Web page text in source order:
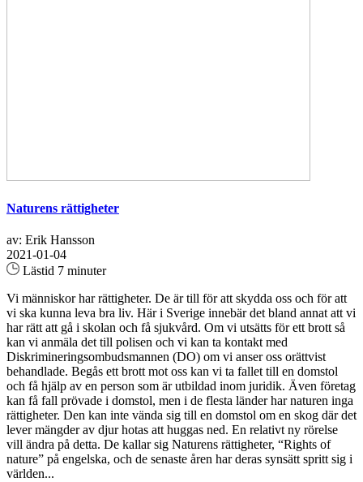
Naturens rättigheter
av: Erik Hansson
2021-01-04
Lästid 7 minuter
Vi människor har rättigheter. De är till för att skydda oss och för att
vi ska kunna leva bra liv. Här i Sverige innebär det bland annat att vi
har rätt att gå i skolan och få sjukvård. Om vi utsätts för ett brott så
kan vi anmäla det till polisen och vi kan ta kontakt med
Diskrimineringsombudsmannen (DO) om vi anser oss orättvist
behandlade. Begås ett brott mot oss kan vi ta fallet till en domstol
och få hjälp av en person som är utbildad inom juridik. Även företag
kan få fall prövade i domstol, men i de flesta länder har naturen inga
rättigheter. Den kan inte vända sig till en domstol om en skog där det
lever mängder av djur hotas att huggas ned. En relativt ny rörelse
vill ändra på detta. De kallar sig Naturens rättigheter, “Rights of
nature” på engelska, och de senaste åren har deras synsätt spritt sig i
världen...